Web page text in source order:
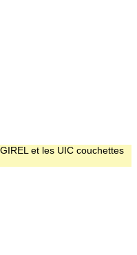
et les UIC couchettes